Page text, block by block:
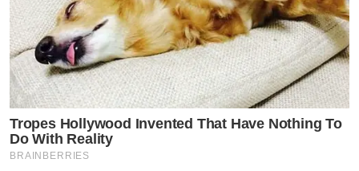
Tropes Hollywood Invented That Have Nothing To
Do With Reality
BRAINBERRIES